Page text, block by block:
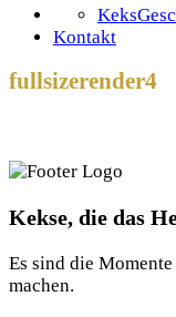
Kontakt
fullsizerender4
Kekse, die das
Es sind die
machen.